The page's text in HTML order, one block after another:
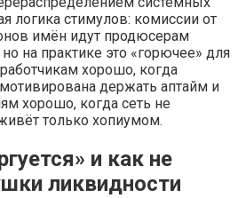
логика стимулов: комиссии от
имён идут продюсерам
на практике это «горючее» для
хорошо, когда
держать аптайм и
хорошо, когда сеть не
только хопиумом.
и как не
ликвидности